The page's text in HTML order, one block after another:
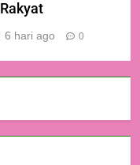
6 hari ago 0